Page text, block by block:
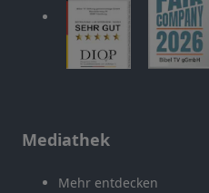
Mediathek
Mehr entdecken